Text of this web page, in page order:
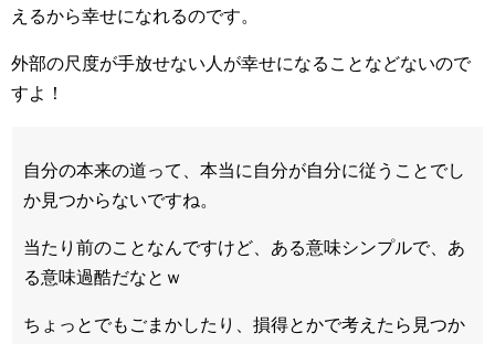
えるから幸せになれるのです。
外部の尺度が手放せない人が幸せになることなどないので
すよ！
自分の本来の道って、本当に自分が自分に従うことでし
か見つからないですね。
当たり前のことなんですけど、ある意味シンプルで、あ
る意味過酷だなとｗ
ちょっとでもごまかしたり、損得とかで考えたら見つか